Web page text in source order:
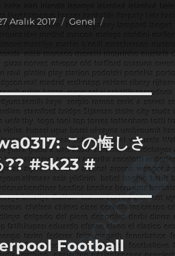
Aralık 2017 Kategoriler
Genel
この悔しさ
?? #sk23 #
Football